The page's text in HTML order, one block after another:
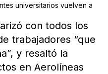
universitarios vuelven a
con todos los
trabajadores “que
y resaltó la
en Aerolíneas